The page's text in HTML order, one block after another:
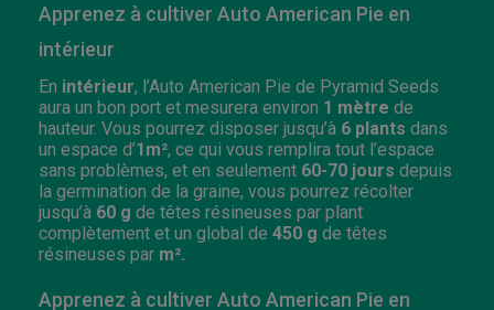
Apprenez à cultiver Auto American Pie en
intérieur
En intérieur, l’Auto American Pie de Pyramid Seeds
aura un bon port et mesurera environ 1 mètre de
hauteur. Vous pourrez disposer jusqu’à 6 plants dans
un espace d’1m², ce qui vous remplira tout l’espace
sans problèmes, et en seulement 60-70 jours depuis
la germination de la graine, vous pourrez récolter
jusqu’à 60 g de têtes résineuses par plant
complètement et un global de 450 g de têtes
résineuses par m².
Apprenez à cultiver Auto American Pie en